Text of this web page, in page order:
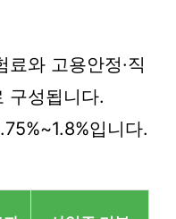
와 고용안정·직
구성됩니다.
입니다.